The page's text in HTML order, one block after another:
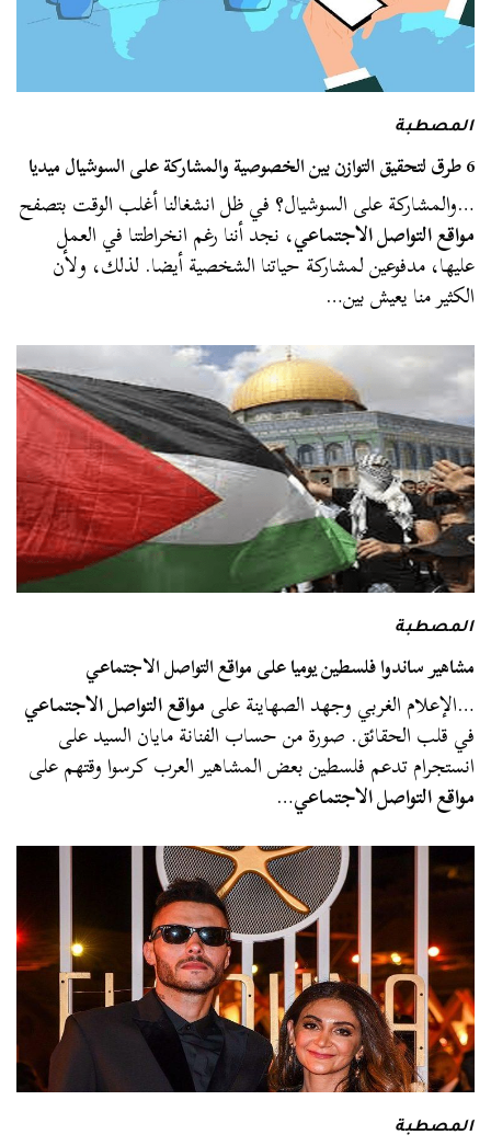
المصطبة
6 طرق لتحقيق التوازن بين الخصوصية والمشاركة على السوشيال ميديا
…والمشاركة على السوشيال؟ في ظل انشغالنا أغلب الوقت بتصفح
مواقع التواصل الاجتماعي، نجد أننا رغم انخراطتنا في العمل
عليها، مدفوعين لمشاركة حياتنا الشخصية أيضا. لذلك، ولأن
الكثير منا يعيش بين…
المصطبة
مشاهير ساندوا فلسطين يوميا على مواقع التواصل الاجتماعي
…الإعلام الغربي وجهد الصهاينة علىمواقع التواصل الاجتماعي
في قلب الحقائق. صورة من حساب الفنانة مايان السيد على
انستجرام تدعم فلسطين بعض المشاهير العرب كرسوا وقتهم على
مواقع التواصل الاجتماعي…
المصطبة